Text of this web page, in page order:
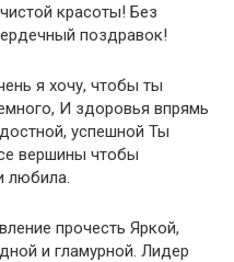
красоты! Без
поздравок!
я хочу, чтобы ты
И здоровья впрямь
успешной Ты
вершины чтобы
любила.
прочесть Яркой,
и гламурной. Лидер